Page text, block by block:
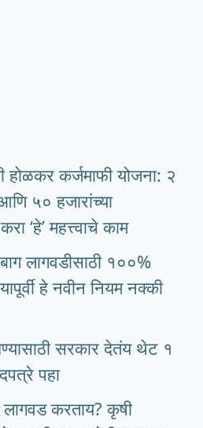
होळकर कर्जमाफी योजना: २
५० हजारांच्या
‘हे’ महत्त्वाचे काम
लागवडीसाठी १००%
हे नवीन नियम नक्की
सरकार देतंय थेट १
पहा
लागवड करताय? कृषी